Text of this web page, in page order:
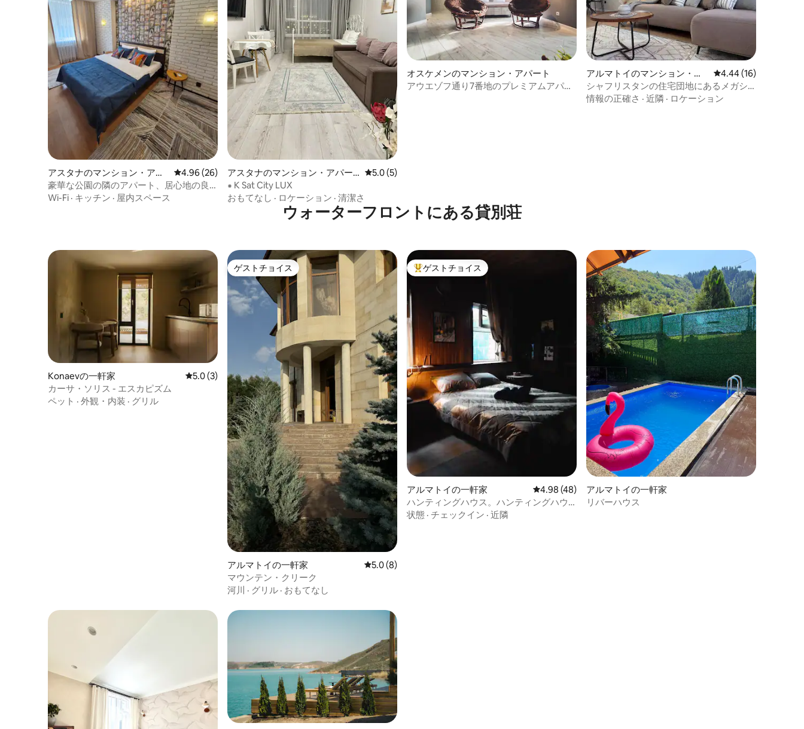
アスタナのマンション・アパ
ート
レビュー26件、5つ星中4.96つ星の平均評価
4.96 (26)
豪華な公園の隣のアパート、居心地の良
い場所
Wi-Fi · キッチン · 屋内スペース
アスタナのマンション・アパー
ト
レビュー5件、5つ星中5.0つ星の平均評価
5.0 (5)
⁕ К Sat City LUX
おもてなし · ロケーション · 清潔さ
オスケメンのマンション・アパート
アウエゾフ通り7番地のプレミアムアパー
アルマトイのマンション・ア
パート
レビュー16件、5つ
4.44 (16)
シャフリスタンの住宅団地にあるメガシ
ョッピングセンターの近くのスタイリッ
情報の正確さ · 近隣 · ロケーション
ウォーターフロントにある貸別荘
Konaevの一軒家 レビュー3件、5つ星中5.0つ星の平均評価
5.0 (3)
カーサ・ソリス - エスカピズム
ペット · 外観・内装 · グリル
ゲストチョイス
ゲストチョイス
アルマトイの一軒家 レビュー8件、5つ星中5.0つ星の平均評価
5.0 (8)
マウンテン・クリーク
河川 · グリル · おもてなし
大好評のゲストチョイスです。
ゲストチョイス
アルマトイの一軒家 レビュー48件、5つ星中4.98つ星の平均評価
4.98 (48)
ハンティングハウス。ハンティングハウ
ス。
状態 · チェックイン · 近隣
アルマトイの一軒家
リバーハウス